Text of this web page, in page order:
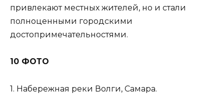
привлекают местных жителей, но и стали
полноценными городскими
достопримечательностями.
10 ФОТО
1. Набережная реки Волги, Самара.